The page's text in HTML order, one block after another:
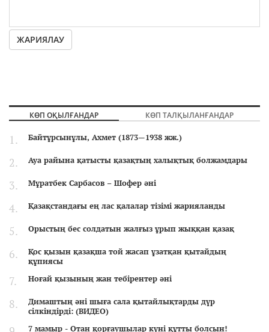
ЖАРИЯЛАУ
КӨП ОҚЫЛҒАНДАР КӨП ТАЛҚЫЛАНҒАНДАР
Байтұрсынұлы, Ахмет (1873—1938 жж.)
Ауа райына қатысты қазақтың халықтық болжамдары
Мұратбек Сарбасов – Шофер әні
Қазақстандағы ең лас қалалар тізімі жарияланды
Орыстың бес солдатын жалғыз ұрып жыққан қазақ
Қос қызын қазақша той жасап ұзатқан қытайдың
құпиясы
Ноғай қызының жан тебірентер әні
Димаштың әні шыға сала қытайлықтарды дүр
сілкіндірді: (ВИДЕО)
7 мамыр - Отан қорғаушылар күні құтты болсын!